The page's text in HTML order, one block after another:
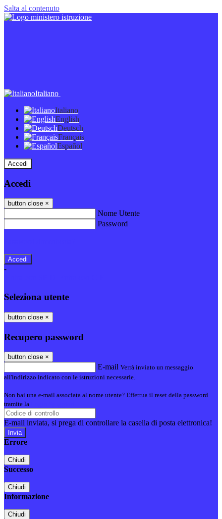
Salta al contenuto
Italiano
Italiano
English
Deutsch
Français
Español
Accedi
Accedi
button close ×
Nome Utente
Password
-
Seleziona utente
button close ×
Recupero password
button close ×
E-mail Verrà inviato un messaggio
all'indirizzo indicato con le istruzioni necessarie.
Non hai una e-mail associata al nome utente? Effettua il reset della password
tramite la
E-mail inviata, si prega di controllare la casella di posta elettronica!
Errore
Chiudi
Successo
Chiudi
Informazione
Chiudi